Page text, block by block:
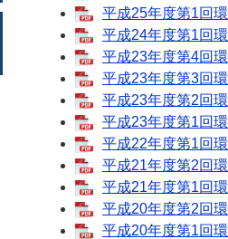
平成25年度第1回
平成24年度第1回
平成23年度第4回
平成23年度第3回
平成23年度第2回
平成23年度第1回
平成22年度第1回
平成21年度第2回
平成21年度第1回
平成20年度第2回
平成20年度第1回